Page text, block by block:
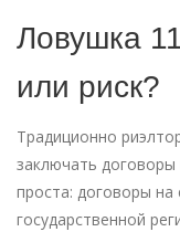
Ловушка
или риск?
Традиционно
заключать договоры
проста: договоры
государственной